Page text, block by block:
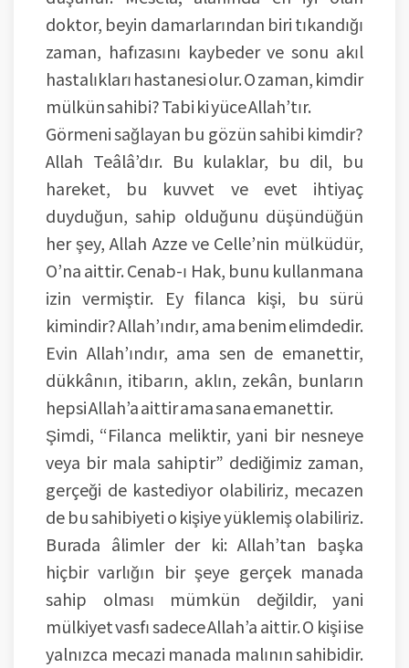
doktor, beyin damarlarından biri tıkandığı
zaman, hafızasını kaybeder ve sonu akıl
hastalıkları hastanesi olur. O zaman, kimdir
mülkün sahibi? Tabi ki yüce Allah’tır.
Görmeni sağlayan bu gözün sahibi kimdir?
Allah Teâlâ’dır. Bu kulaklar, bu dil, bu
hareket, bu kuvvet ve evet ihtiyaç
duyduğun, sahip olduğunu düşündüğün
her şey, Allah Azze ve Celle’nin mülküdür,
O’na aittir. Cenab-ı Hak, bunu kullanmana
izin vermiştir. Ey filanca kişi, bu sürü
kimindir? Allah’ındır, ama benim elimdedir.
Evin Allah’ındır, ama sen de emanettir,
dükkânın, itibarın, aklın, zekân, bunların
hepsi Allah’a aittir ama sana emanettir.
Şimdi, “Filanca meliktir, yani bir nesneye
veya bir mala sahiptir” dediğimiz zaman,
gerçeği de kastediyor olabiliriz, mecazen
de bu sahibiyeti o kişiye yüklemiş olabiliriz.
Burada âlimler der ki: Allah’tan başka
hiçbir varlığın bir şeye gerçek manada
sahip olması mümkün değildir, yani
mülkiyet vasfı sadece Allah’a aittir. O kişi ise
yalnızca mecazi manada malının sahibidir.